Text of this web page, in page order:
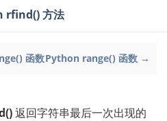
函数Python range() 函数 →
rfind() 方法
返回字符串最后一次出现的